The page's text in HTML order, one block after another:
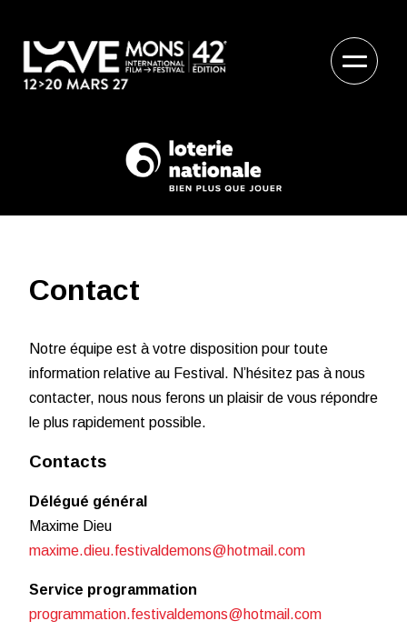
Contact
Notre équipe est à votre disposition pour toute
information relative au Festival. N’hésitez pas à nous
contacter, nous nous ferons un plaisir de vous répondre
le plus rapidement possible.
Contacts
Délégué général
Maxime Dieu
maxime.dieu.festivaldemons@hotmail.com
Service programmation
programmation.festivaldemons@hotmail.com